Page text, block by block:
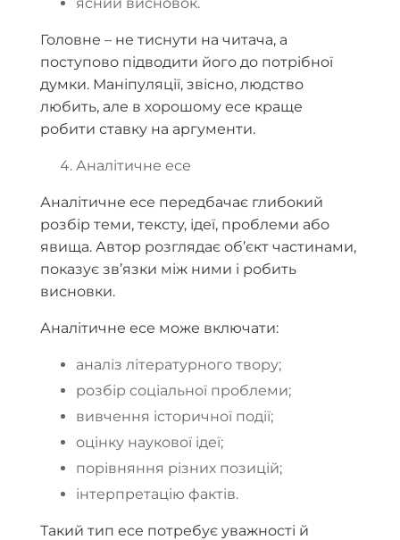
Головне – не тиснути на читача, а
поступово підводити його до потрібної
думки. Маніпуляції, звісно, людство
любить, але в хорошому есе краще
робити ставку на аргументи.
Аналітичне есе
Аналітичне есе передбачає глибокий
розбір теми, тексту, ідеї, проблеми або
явища. Автор розглядає об’єкт частинами,
показує зв’язки між ними і робить
висновки.
Аналітичне есе може включати:
аналіз літературного твору;
розбір соціальної проблеми;
вивчення історичної події;
оцінку наукової ідеї;
порівняння різних позицій;
інтерпретацію фактів.
Такий тип есе потребує уважності й